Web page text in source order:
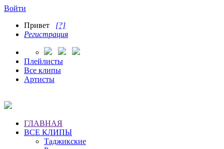
Войти
Привет [?]
Регистрация
Плейлисты
Все клипы
Артисты
ГЛАВНАЯ
ВСЕ КЛИПЫ
Таджикские